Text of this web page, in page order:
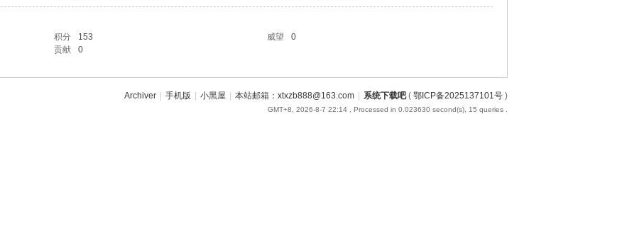
积分 153 威望
0
贡献 0
Archiver 手机版 小黑屋 本站邮箱：xtxzb888@163.com 系统下载吧( 鄂ICP备2025137101号 )
GMT+8, 2026-8-7 22:14 , Processed in 0.023630 second(s), 15 queries .